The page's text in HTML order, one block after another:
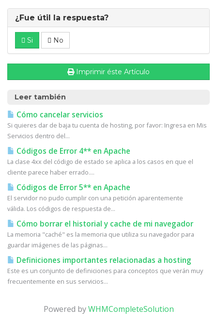
¿Fue útil la respuesta?
Si No
Imprimir éste Artículo
Leer también
Cómo cancelar servicios
Si quieres dar de baja tu cuenta de hosting, por favor: Ingresa en Mis
Servicios dentro del...
Códigos de Error 4** en Apache
La clase 4xx del código de estado se aplica a los casos en que el
cliente parece haber errado....
Códigos de Error 5** en Apache
El servidor no pudo cumplir con una petición aparentemente
válida. Los códigos de respuesta de...
Cómo borrar el historial y cache de mi navegador
La memoria "caché" es la memoria que utiliza su navegador para
guardar imágenes de las páginas...
Definiciones importantes relacionadas a hosting
Este es un conjunto de definiciones para conceptos que verán muy
frecuentemente en sus servicios...
Powered byWHMCompleteSolution